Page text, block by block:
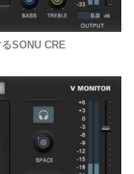
SONU CRE